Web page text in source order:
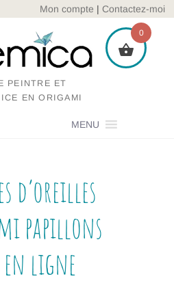
Mon compte | Contactez-moi
PEINTRE ET
EN ORIGAMI
MENU
d’oreilles
papillons
ligne
0